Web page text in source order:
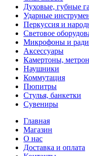
Духовые, губные
Ударные
Перкуссия и
Световое
Микрофоны и
Аксессуары
Камертоны,
Наушники
Коммутация
Пюпитры
Стулья, банкетки
Сувениры
Главная
Магазин
О нас
Доставка и оплата